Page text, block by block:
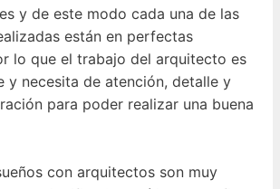
y de este modo cada una de las
están en perfectas
lo que el trabajo del arquitecto es
y necesita de atención, detalle y
para poder realizar una buena
con arquitectos son muy